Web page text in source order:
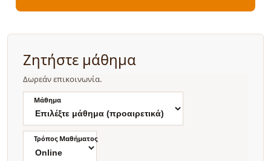
Ζητήστε μάθημα
Δωρεάν επικοινωνία.
Μάθημα
Τρόπος Μαθήματος